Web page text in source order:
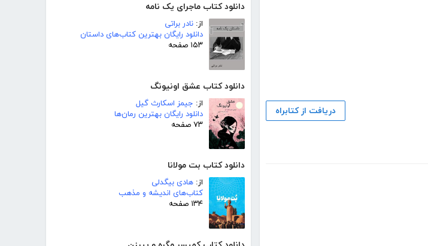
دانلود کتاب ماجرای یک نامه
از: نادر براتی
دانلود رایگان بهترین کتاب‌های داستان
۱۵۳ صفحه
دانلود کتاب عشق اونیونگ
از: جیمز اسکارث گیل
دانلود رایگان بهترین رمان‌ها
۷۳ صفحه
دانلود کتاب بت مولانا
از: هادی بیگدلی
کتاب‌های اندیشه و مذهب
۱۳۴ صفحه
دریافت از کتابراه